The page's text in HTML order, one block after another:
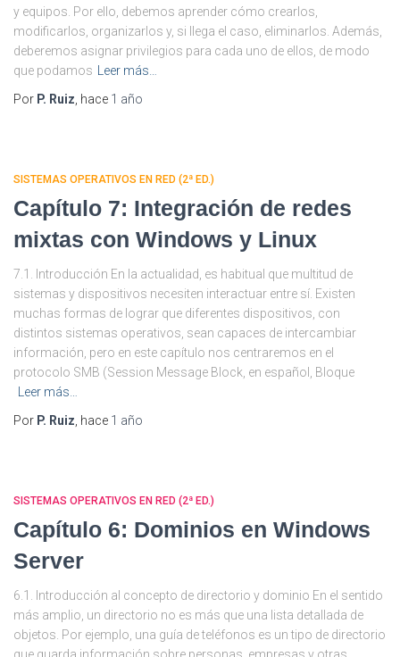
y equipos. Por ello, debemos aprender cómo crearlos,
modificarlos, organizarlos y, si llega el caso, eliminarlos. Además,
deberemos asignar privilegios para cada uno de ellos, de modo
que podamos
Leer más…
Por P. Ruiz , hace 1 año
SISTEMAS OPERATIVOS EN RED (2ª ED.)
Capítulo 7: Integración de redes
mixtas con Windows y Linux
7.1. Introducción En la actualidad, es habitual que multitud de
sistemas y dispositivos necesiten interactuar entre sí. Existen
muchas formas de lograr que diferentes dispositivos, con
distintos sistemas operativos, sean capaces de intercambiar
información, pero en este capítulo nos centraremos en el
protocolo SMB (Session Message Block, en español, Bloque
Leer más…
Por P. Ruiz , hace 1 año
SISTEMAS OPERATIVOS EN RED (2ª ED.)
Capítulo 6: Dominios en Windows
Server
6.1. Introducción al concepto de directorio y dominio En el sentido
más amplio, un directorio no es más que una lista detallada de
objetos. Por ejemplo, una guía de teléfonos es un tipo de directorio